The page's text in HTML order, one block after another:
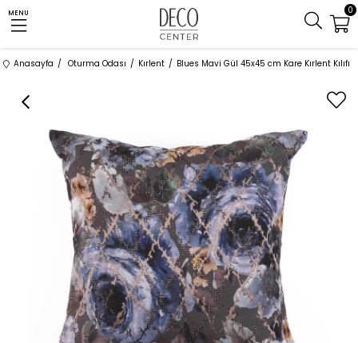
MENU 0
Anasayfa Oturma Odası Kırlent Blues Mavi Gül 45x45 cm Kare Kırlent Kılıfı